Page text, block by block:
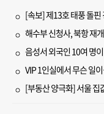
[속보] 제13호 태풍 돌
해수부 신청사, 북항 재
음성서 외국인 10여 명
VIP 1인실에서 무슨 일
[부동산 양극화] 서울